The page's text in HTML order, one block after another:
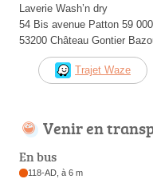
Laverie Wash’n dry
54 Bis avenue Patton 59
53200 Château Gontier
Trajet Waze
Venir en
En bus
118-AD, à 6 m